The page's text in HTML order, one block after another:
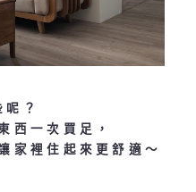
呢？
東西一次買足，
家裡住起來更舒適～